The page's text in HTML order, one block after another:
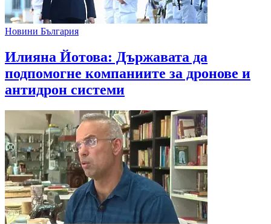
Новини България
Илияна Йотова: Държавата да
подпомогне компаниите за дронове и
антидрон системи